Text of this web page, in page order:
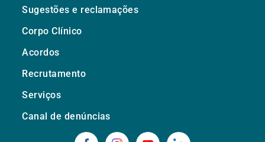
Sugestões e reclamações
Corpo Clínico
Acordos
Recrutamento
Serviços
Canal de denúncias